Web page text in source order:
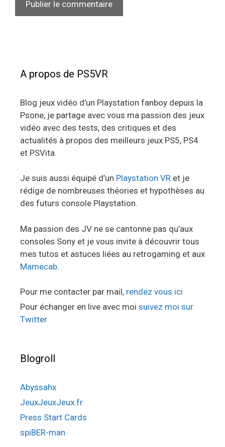
A propos de PS5VR
Blog jeux vidéo d’un Playstation fanboy depuis la
Psone, je partage avec vous ma passion des jeux
vidéo avec des tests, des critiques et des
actualités à propos des meilleurs jeux PS5, PS4
et PSVita.
Je suis aussi équipé d’un Playstation VR et je
rédige de nombreuses théories et hypothèses au
des futurs console Playstation.
Ma passion des JV ne se cantonne pas qu’aux
consoles Sony et je vous invite à découvrir tous
mes tutos et astuces liées au retrogaming et aux
Mamecab.
Pour me contacter par mail, rendez vous ici
Pour échanger en live avec moi suivez moi sur
Twitter
Blogroll
Abyssahx
JeuxJeuxJeux.fr
Press Start Cards
spiBER-man